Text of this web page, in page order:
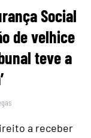
Social
de velhice
teve a
a receber